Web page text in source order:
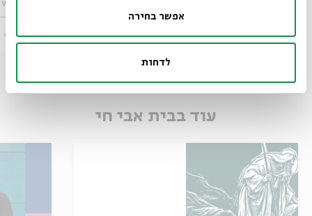
אפשר בחירה
לדחות
ירושלים
ש' | 17:00
VOCA שבת: משפחות שרות יחד
ירושלים
עוד בבית אבי חי